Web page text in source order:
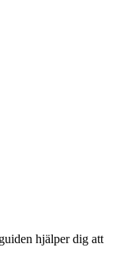
hjälper dig att